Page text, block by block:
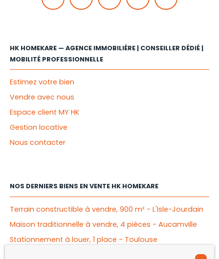
HK HOMEKARE — AGENCE IMMOBILIÈRE | CONSEILLER DÉDIÉ |
MOBILITÉ PROFESSIONNELLE
Estimez votre bien
Vendre avec nous
Espace client MY HK
Gestion locative
Nous contacter
NOS DERNIERS BIENS EN VENTE HK HOMEKARE
Terrain constructible à vendre, 900 m² - L'Isle-Jourdain
Maison traditionnelle à vendre, 4 pièces - Aucamville
Stationnement à louer, 1 place - Toulouse